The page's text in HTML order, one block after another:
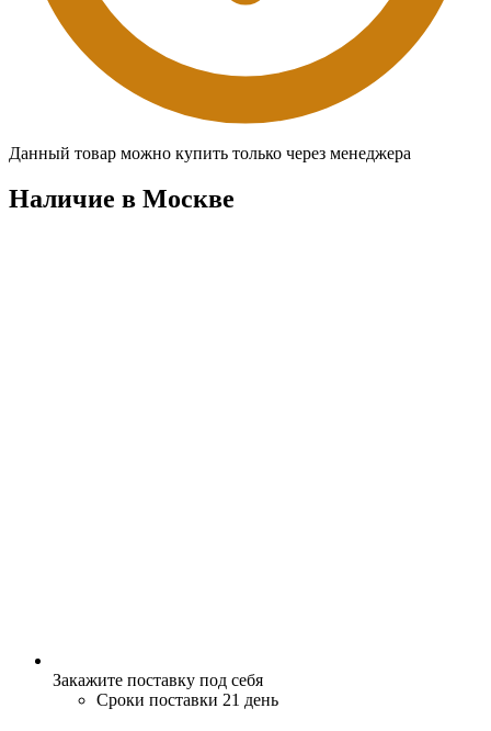
Данный товар можно купить только через менеджера
Наличие в Москвe
Закажите поставку под себя
Сроки поставки 21 день